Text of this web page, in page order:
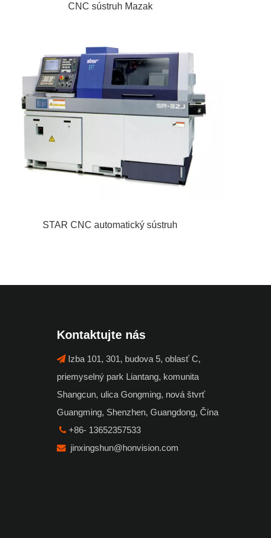
CNC sústruh Mazak
STAR CNC automatický sústruh
Kontaktujte nás
 Izba 101, 301, budova 5, oblasť C,
priemyselný park Liantang, komunita
Shangcun, ulica Gongming, nová štvrť
Guangming, Shenzhen, Guangdong, Čína
 +86- 13652357533
 jinxingshun@honvision.com